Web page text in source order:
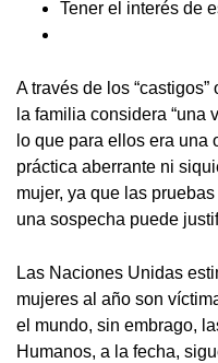
Tener el interés de
A través de los
la familia considera “una
lo que para ellos era una
práctica aberrante ni
mujer, ya que las
una sospecha puede
Las Naciones Unidas
mujeres al año son
el mundo, sin embrago,
Humanos, a la fecha,